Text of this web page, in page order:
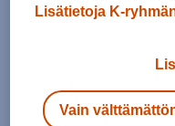
Lisätietoja K-
Vain